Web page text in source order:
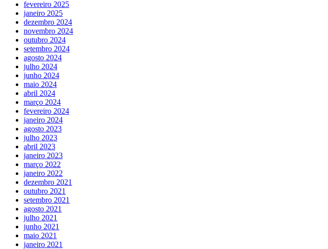
fevereiro 2025
janeiro 2025
dezembro 2024
novembro 2024
outubro 2024
setembro 2024
agosto 2024
julho 2024
junho 2024
maio 2024
abril 2024
março 2024
fevereiro 2024
janeiro 2024
agosto 2023
julho 2023
abril 2023
janeiro 2023
março 2022
janeiro 2022
dezembro 2021
outubro 2021
setembro 2021
agosto 2021
julho 2021
junho 2021
maio 2021
janeiro 2021